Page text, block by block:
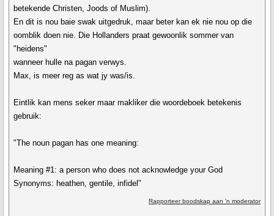
betekende Christen, Joods of Muslim).
En dit is nou baie swak uitgedruk, maar beter kan ek nie nou op die
oomblik doen nie. Die Hollanders praat gewoonlik sommer van
"heidens"
wanneer hulle na pagan verwys.
Max, is meer reg as wat jy was/is.
Eintlik kan mens seker maar makliker die woordeboek betekenis
gebruik:
"The noun pagan has one meaning:
Meaning #1: a person who does not acknowledge your God
Synonyms: heathen, gentile, infidel"
Rapporteer boodskap aan 'n moderator